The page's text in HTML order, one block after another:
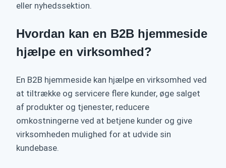
eller nyhedssektion.
Hvordan kan en B2B hjemmeside
hjælpe en virksomhed?
En B2B hjemmeside kan hjælpe en virksomhed ved
at tiltrække og servicere flere kunder, øge salget
af produkter og tjenester, reducere
omkostningerne ved at betjene kunder og give
virksomheden mulighed for at udvide sin
kundebase.